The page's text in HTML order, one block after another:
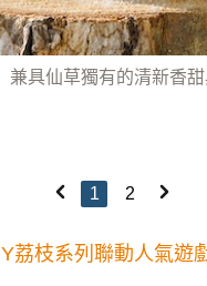
兼具仙草獨有的清新香
1 2
荔枝系列聯動人氣遊